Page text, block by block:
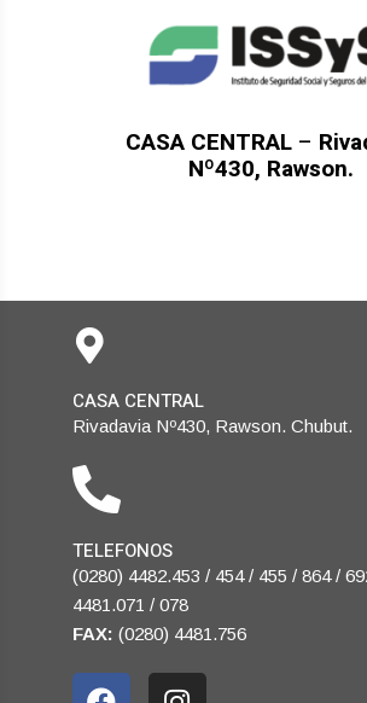
CASA CENTRAL–
Nº430, Rawson.
CASA CENTRAL
Rivadavia Nº430, Rawson. Chubut.
TELEFONOS
(0280) 4482.453 / 454 / 455 / 864 /
4481.071 / 078
FAX: (0280) 4481.756